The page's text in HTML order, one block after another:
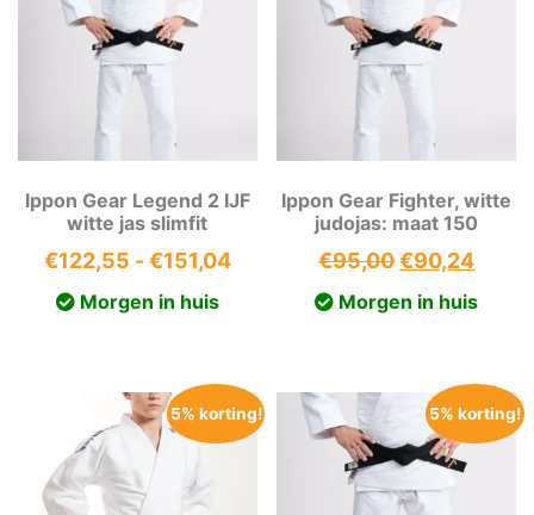
Ippon Gear Legend 2 IJF
witte jas slimfit
€122,55 -€151,04Prijsklasse:
€122,55
Morgen in huis
Ippon Gear Fighter, witte
judojas: maat 150
€95,00
prijs
€90,24
prijs
Morgen in huis
5% korting! 5% korting!